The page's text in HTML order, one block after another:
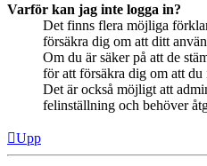
Varför kan jag inte logga in?
Det finns flera möjliga
försäkra dig om att ditt
Om du är säker på att de
för att försäkra dig om att
Det är också möjligt att
felinställning och behöver
Upp